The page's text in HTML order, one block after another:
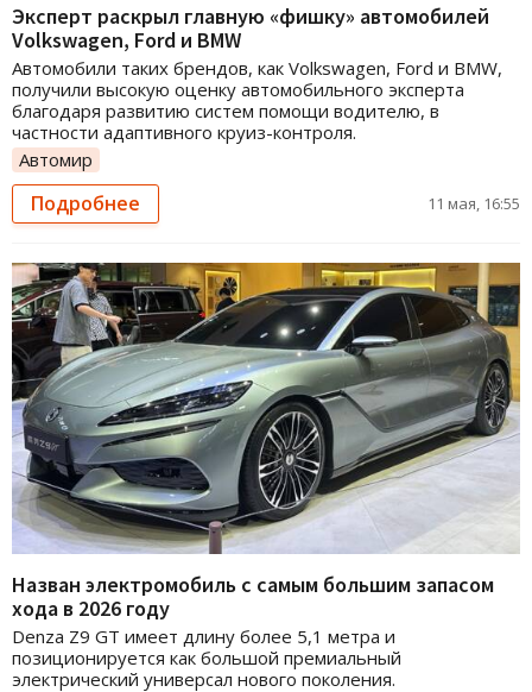
Эксперт раскрыл главную «фишку» автомобилей
Volkswagen, Ford и BMW
Автомобили таких брендов, как Volkswagen, Ford и BMW,
получили высокую оценку автомобильного эксперта
благодаря развитию систем помощи водителю, в
частности адаптивного круиз-контроля.
Автомир
Подробнее 11 мая, 16:55
Назван электромобиль с самым большим запасом
хода в 2026 году
Denza Z9 GT имеет длину более 5,1 метра и
позиционируется как большой премиальный
электрический универсал нового поколения.